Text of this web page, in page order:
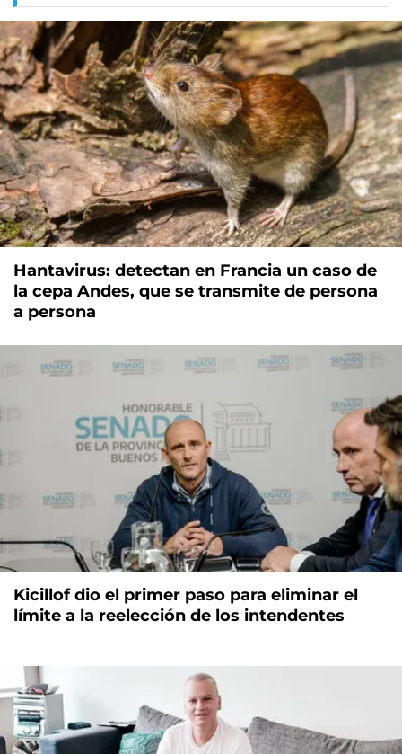
Hantavirus: detectan en Francia un caso de
la cepa Andes, que se transmite de persona
a persona
Kicillof dio el primer paso para eliminar el
límite a la reelección de los intendentes